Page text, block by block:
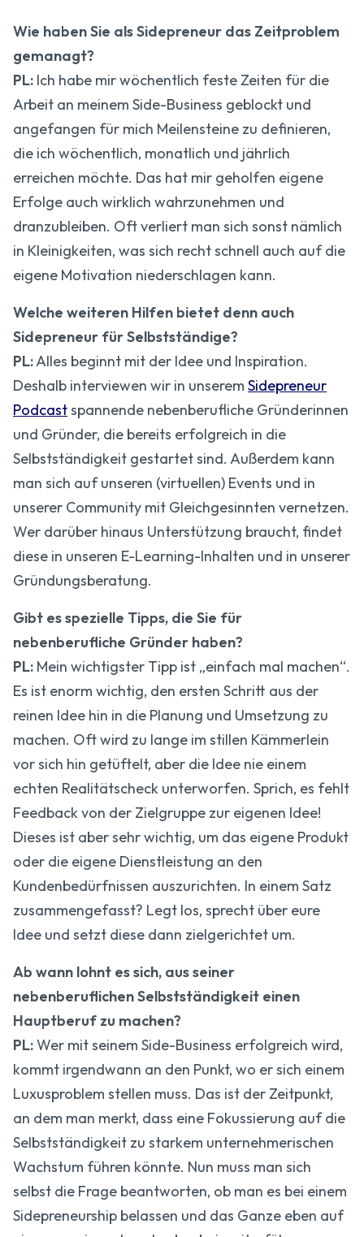
Wie haben Sie als Sidepreneur das Zeitproblem
gemanagt?
PL: Ich habe mir wöchentlich feste Zeiten für die
Arbeit an meinem Side-Business geblockt und
angefangen für mich Meilensteine zu definieren,
die ich wöchentlich, monatlich und jährlich
erreichen möchte. Das hat mir geholfen eigene
Erfolge auch wirklich wahrzunehmen und
dranzubleiben. Oft verliert man sich sonst nämlich
in Kleinigkeiten, was sich recht schnell auch auf die
eigene Motivation niederschlagen kann.
Welche weiteren Hilfen bietet denn auch
Sidepreneur für Selbstständige?
PL:Alles beginnt mit der Idee und Inspiration.
Deshalb interviewen wir in unserem Sidepreneur
Podcastspannende nebenberufliche Gründerinnen
und Gründer, die bereits erfolgreich in die
Selbstständigkeit gestartet sind. Außerdem kann
man sich auf unseren (virtuellen) Events und in
unserer Community mit Gleichgesinnten vernetzen.
Wer darüber hinaus Unterstützung braucht, findet
diese in unseren E-Learning-Inhalten und in unserer
Gründungsberatung.
Gibt es spezielle Tipps, die Sie für
nebenberufliche Gründer haben?
PL: Mein wichtigster Tipp ist „einfach mal machen“.
Es ist enorm wichtig, den ersten Schritt aus der
reinen Idee hin in die Planung und Umsetzung zu
machen. Oft wird zu lange im stillen Kämmerlein
vor sich hin getüftelt, aber die Idee nie einem
echten Realitätscheck unterworfen. Sprich, es fehlt
Feedback von der Zielgruppe zur eigenen Idee!
Dieses ist aber sehr wichtig, um das eigene Produkt
oder die eigene Dienstleistung an den
Kundenbedürfnissen auszurichten. In einem Satz
zusammengefasst? Legt los, sprecht über eure
Idee und setzt diese dann zielgerichtet um.
Ab wann lohnt es sich, aus seiner
nebenberuflichen Selbstständigkeit einen
Hauptberuf zu machen?
PL:Wer mit seinem Side-Business erfolgreich wird,
kommt irgendwann an den Punkt, wo er sich einem
Luxusproblem stellen muss. Das ist der Zeitpunkt,
an dem man merkt, dass eine Fokussierung auf die
Selbstständigkeit zu starkem unternehmerischen
Wachstum führen könnte. Nun muss man sich
selbst die Frage beantworten, ob man es bei einem
Sidepreneurship belassen und das Ganze eben auf